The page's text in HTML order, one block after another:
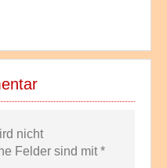
nicht
Felder sind mit*